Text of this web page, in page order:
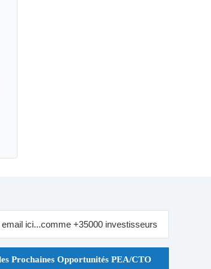
Prochaines Opportunités PEA/CTO